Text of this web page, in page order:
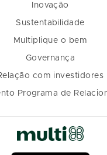
Inovação
Sustentabilidade
Multiplique o bem
Governança
com investidores
Programa de